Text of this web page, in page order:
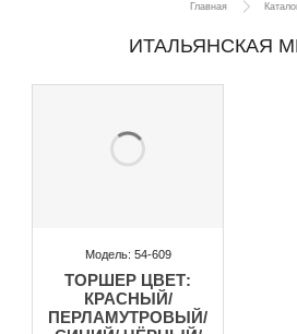
Главная
ИТАЛЬЯНСКАЯ
Модель: 54-609
ТОРШЕР ЦВЕТ:
КРАСНЫЙ/
ПЕРЛАМУТРОВЫЙ/